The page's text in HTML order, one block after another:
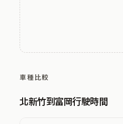
車種比較
北新竹到富岡行駛時間